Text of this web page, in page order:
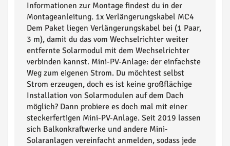
Informationen zur Montage findest du in der
Montageanleitung. 1x Verlängerungskabel MC4
Dem Paket liegen Verlängerungskabel bei (1 Paar,
3 m), damit du das vom Wechselrichter weiter
entfernte Solarmodul mit dem Wechselrichter
verbinden kannst. Mini-PV-Anlage: der einfachste
Weg zum eigenen Strom. Du möchtest selbst
Strom erzeugen, doch es ist keine großflächige
Installation von Solarmodulen auf dem Dach
möglich? Dann probiere es doch mal mit einer
steckerfertigen Mini-PV-Anlage. Seit 2019 lassen
sich Balkonkraftwerke und andere Mini-
Solaranlagen vereinfacht anmelden, sodass jede